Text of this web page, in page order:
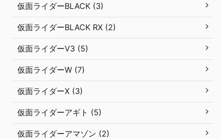
仮面ライダーBLACK (3)
仮面ライダーBLACK RX (2)
仮面ライダーV3 (5)
仮面ライダーW (7)
仮面ライダーX (3)
仮面ライダーアギト (5)
仮面ライダーアマゾン (2)